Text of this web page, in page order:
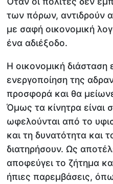
των πόρων, αντιδρούν
με σαφή οικονομική
ένα αδιέξοδο.
Η οικονομική διάσταση
ενεργοποίηση της
προσφορά και θα μείωνε
Όμως τα κίνητρα είναι
ωφελούνται από το
και τη δυνατότητα και
διατηρήσουν. Ως
αποφεύγει το ζήτημα
ήπιες παρεμβάσεις,